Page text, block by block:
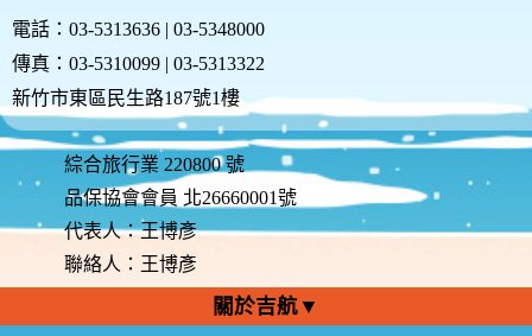
務所可能致生之困擾、不便、損害，不負任何責任。
五、隱私權保護政策
尊重您個人隱私是本網站的基本政策。因此，除法律或
因相關主管機關要求外，本網站在未獲您授權時，不會
公開您的姓名、地址、電子郵件信箱，以及其他依法受
保護的個人資訊。請詳細閱讀本網站的『責任與規範聲
明』。特此向您說明本網站的隱私權保護政策，以保障
您的權益，請您詳閱下列內容：
(一)隱私權保護政策的適用範圍: 隱私權保護政策內
容，包括本網站如何處理在您使用網站服務時收集到的
個人識別資料。隱私權保護政策不適用於本網站以外的
相關連結網站，也不適用於非本網站所委託或參與管理
電話：03-5313636 | 03-5348000
傳真：03-5310099 | 03-5313322
新竹市東區民生路187號1樓
綜合旅行業 220800 號
品保協會會員 北26660001號
代表人：王博彥
聯絡人：王博彥
關於吉航▼